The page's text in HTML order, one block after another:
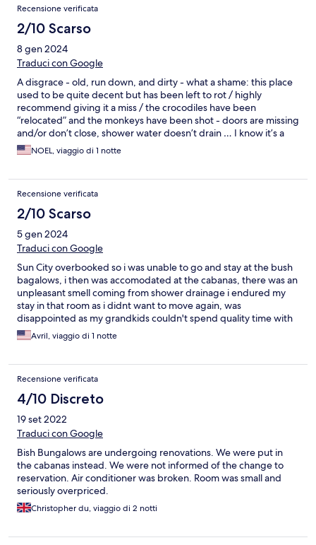
Recensione verificata
2/10 Scarso
8 gen 2024
Traduci con Google
A disgrace - old, run down, and dirty - what a shame: this place
used to be quite decent but has been left to rot / highly
recommend giving it a miss / the crocodiles have been
“relocated” and the monkeys have been shot - doors are missing
and/or don’t close, shower water doesn’t drain … I know it’s a
third world country, but this place should be condemned
NOEL, viaggio di 1 notte
Recensione verificata
2/10 Scarso
5 gen 2024
Traduci con Google
Sun City overbooked so i was unable to go and stay at the bush
bagalows, i then was accomodated at the cabanas, there was an
unpleasant smell coming from shower drainage i endured my
stay in that room as i didnt want to move again, was
disappointed as my grandkids couldn't spend quality time with
me as the room was to small. Would like to go again, hopefully
Sun City will make that happen with no glitches and i can spend
Avril, viaggio di 1 notte
Recensione verificata
4/10 Discreto
19 set 2022
Traduci con Google
Bish Bungalows are undergoing renovations. We were put in
the cabanas instead. We were not informed of the change to
reservation. Air conditioner was broken. Room was small and
seriously overpriced.
Christopher du, viaggio di 2 notti